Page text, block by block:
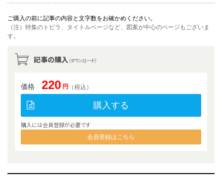
ご購入の前に記事の内容と文字数をお確かめください。
（注）特集のトビラ、タイトルページなど、図案が中心のページもございま
す。
記事の購入 （ダウンロード）
価格 220 円 （税込）
購入する
購入には会員登録が必要です
会員登録はこちら